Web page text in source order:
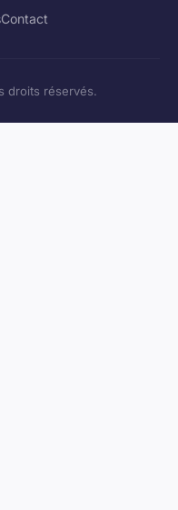
Contact
droits réservés.